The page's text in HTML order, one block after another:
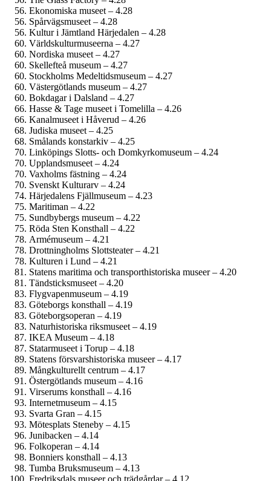
Ekonomiska museet – 4.28
Spårvägsmuseet – 4.28
Kultur i Jämtland Härjedalen – 4.28
Världskultur­museerna – 4.27
Nordiska museet – 4.27
Skellefteå museum – 4.27
Stockholms Medeltids­museum – 4.27
Västergötlands museum – 4.27
Bokdagar i Dalsland – 4.27
Hasse & Tage museet i Tomelilla – 4.26
Kanalmuseet i Håverud – 4.26
Judiska museet – 4.25
Smålands konstarkiv – 4.25
Linköpings Slotts- och Domkyrko­museum – 4.24
Upplands­museet – 4.24
Vaxholms fästning – 4.24
Svenskt Kulturarv – 4.24
Härjedalens Fjällmuseum – 4.23
Maritiman – 4.22
Sundbybergs museum – 4.22
Röda Sten Konsthall – 4.22
Armé­museum – 4.21
Drottning­holms Slottsteater – 4.21
Kulturen i Lund – 4.21
Statens maritima och transporthistoriska museer – 4.20
Tändsticks­museet – 4.20
Flygvapen­museum – 4.19
Göteborgs konsthall – 4.19
Göteborgs­operan – 4.19
Naturhistoriska riksmuseet – 4.19
IKEA Museum – 4.18
Statarmuseet i Torup – 4.18
Statens försvars­historiska museer – 4.17
Mångkulturellt centrum – 4.17
Östergötlands museum – 4.16
Virserums konsthall – 4.16
Internet­museum – 4.15
Svarta Gran – 4.15
Mötesplats Steneby – 4.15
Junibacken – 4.14
Folkoperan – 4.14
Bonniers konsthall – 4.13
Tumba Bruksmuseum – 4.13
Fredriksdals museer och trädgårdar – 4.12